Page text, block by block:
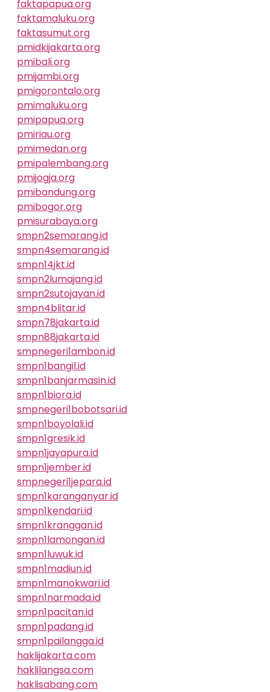
faktapapua.org
faktamaluku.org
faktasumut.org
pmidkijakarta.org
pmibali.org
pmijambi.org
pmigorontalo.org
pmimaluku.org
pmipapua.org
pmiriau.org
pmimedan.org
pmipalembang.org
pmijogja.org
pmibandung.org
pmibogor.org
pmisurabaya.org
smpn2semarang.id
smpn4semarang.id
smpn14jkt.id
smpn2lumajang.id
smpn2sutojayan.id
smpn4blitar.id
smpn78jakarta.id
smpn88jakarta.id
smpnegeri1ambon.id
smpn1bangil.id
smpn1banjarmasin.id
smpn1biora.id
smpnegeri1bobotsari.id
smpn1boyolali.id
smpn1gresik.id
smpn1jayapura.id
smpn1jember.id
smpnegeri1jepara.id
smpn1karanganyar.id
smpn1kendari.id
smpn1kranggan.id
smpn1lamongan.id
smpn1luwuk.id
smpn1madiun.id
smpn1manokwari.id
smpn1narmada.id
smpn1pacitan.id
smpn1padang.id
smpn1pailangga.id
haklijakarta.com
haklilangsa.com
haklisabang.com